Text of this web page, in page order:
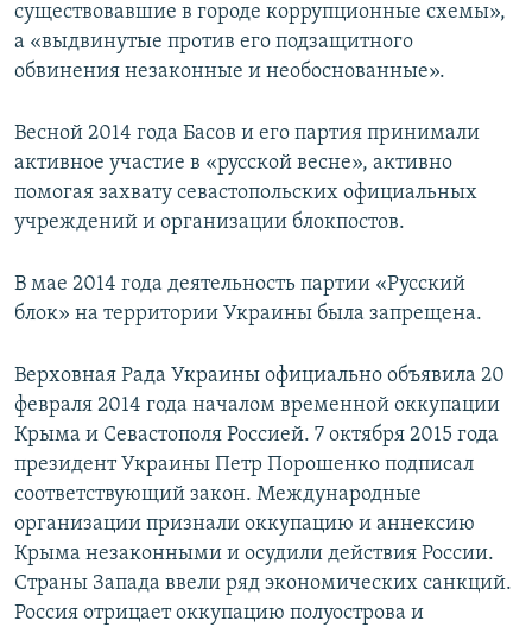
существовавшие в городе коррупционные схемы»,
а «выдвинутые против его подзащитного
обвинения незаконные и необоснованные».
Весной 2014 года Басов и его партия принимали
активное участие в «русской весне», активно
помогая захвату севастопольских официальных
учреждений и организации блокпостов.
В мае 2014 года деятельность партии «Русский
блок» на территории Украины была запрещена.
Верховная Рада Украины официально объявила 20
февраля 2014 года началом временной оккупации
Крыма и Севастополя Россией. 7 октября 2015 года
президент Украины Петр Порошенко подписал
соответствующий закон. Международные
организации признали оккупацию и аннексию
Крыма незаконными и осудили действия России.
Страны Запада ввели ряд экономических санкций.
Россия отрицает оккупацию полуострова и